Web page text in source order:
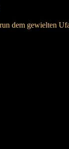
dem gewielten